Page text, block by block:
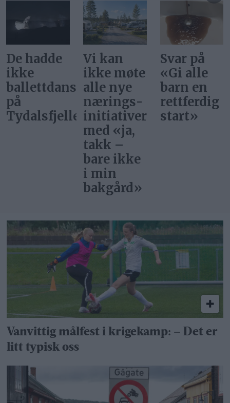
Vi kan
ikke møte
alle nye
nærings­
initiativer
Svar på
«Gi alle
barn en
rettferdig
start»
Ønsker vi
at
bor i
Norge?
Vanvittig målfest i krigekamp: – Det er
litt typisk oss